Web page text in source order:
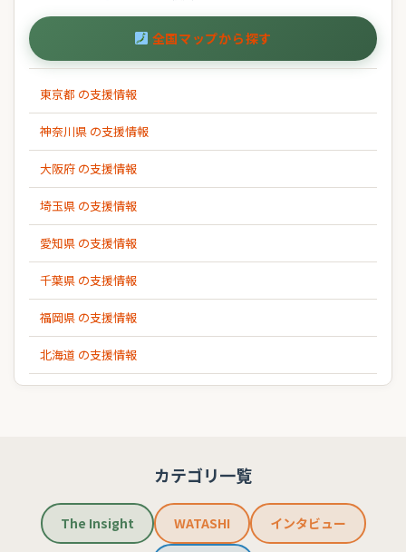
全国マップから探す
東京都 の支援情報
神奈川県 の支援情報
大阪府 の支援情報
埼玉県 の支援情報
愛知県 の支援情報
千葉県 の支援情報
福岡県 の支援情報
北海道 の支援情報
カテゴリ一覧
The Insight WATASHI インタビュー